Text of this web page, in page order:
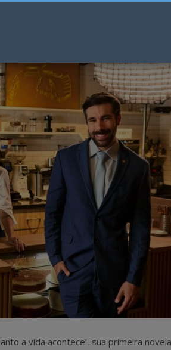
a vida acontece’, sua primeira novela